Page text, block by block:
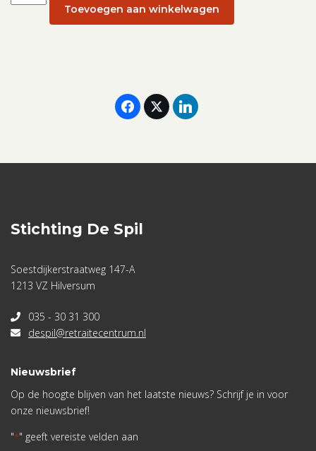
retraite
Toevoegen aan winkelwagen
Stichting De Spil
Soestdijkerstraatweg 147-A
1213 VZ Hilversum
035 - 30 31 300
despil@retraitecentrum.nl
Nieuwsbrief
Op de hoogte blijven van het laatste nieuws? Schrijf je in voor
onze nieuwsbrief!
"*" geeft vereiste velden aan